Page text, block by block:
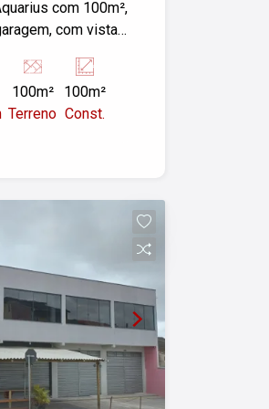
com 100m²,
com vista
100m²
Terreno
100m²
Const.